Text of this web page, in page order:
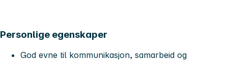
Personlige egenskaper
God evne til kommunikasjon, samarbeid og